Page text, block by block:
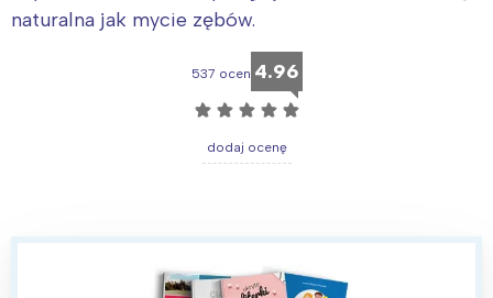
naturalna jak mycie zębów.
537 ocen 4.96
☆ ☆ ☆ ☆ ☆
dodaj ocenę